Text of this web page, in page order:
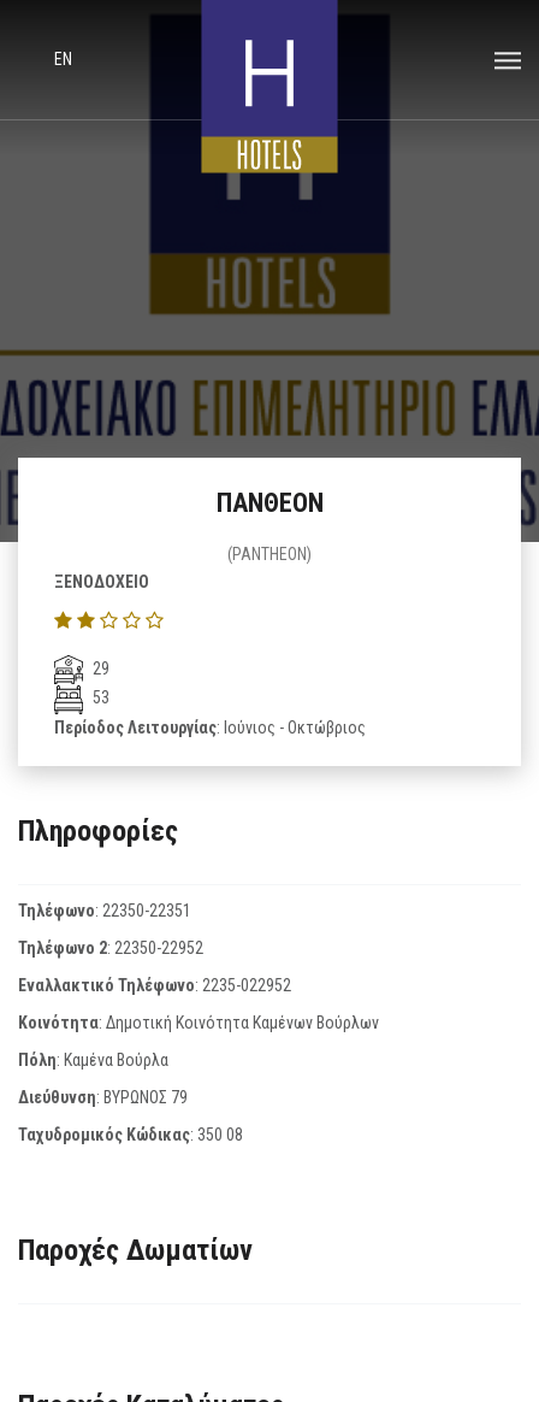
EN
ΠΑΝΘΕΟΝ
(PANTHEON)
ΞΕΝΟΔΟΧΕΙΟ
29
53
Περίοδος Λειτουργίας: Ιούνιος - Οκτώβριος
Πληροφορίες
Τηλέφωνο: 22350-22351
Τηλέφωνο 2: 22350-22952
Εναλλακτικό Τηλέφωνο: 2235-022952
Κοινότητα: Δημοτική Κοινότητα Καμένων Βούρλων
Πόλη: Καμένα Βούρλα
Διεύθυνση: ΒΥΡΩΝΟΣ 79
Ταχυδρομικός Κώδικας: 350 08
Παροχές Δωματίων